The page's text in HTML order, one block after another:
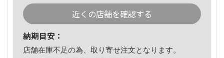
近くの店舗を確認する
納期目安：
店舗在庫不足の為、取り寄せ注文となります。